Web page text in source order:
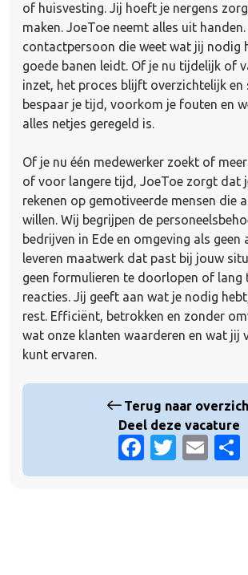
of huisvesting. Jij hoeft je nergens
maken. JoeToe neemt alles uit handen.
contactpersoon die weet wat jij nodig
goede banen leidt. Of je nu tijdelijk of
inzet, het proces blijft overzichtelijk en
bespaar je tijd, voorkom je fouten en
alles netjes geregeld is.
Of je nu één medewerker zoekt of
of voor langere tijd, JoeToe zorgt dat
rekenen op gemotiveerde mensen die
willen. Wij begrijpen de
bedrijven in Ede en omgeving als geen
leveren maatwerk dat past bij jouw
geen formulieren te doorlopen of lang
reacties. Jij geeft aan wat je nodig
rest. Efficiënt, betrokken en zonder
wat onze klanten waarderen en wat jij
kunt ervaren.
Terug naar
Deel deze vacature
Facebook
Twitter